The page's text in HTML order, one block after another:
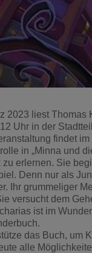
2023 liest
Uhr in der
findet
in „Minna und
zu erlernen. Sie
Denn nur als
Ihr grummeliger
versucht dem
ist im
das Buch, um
alle